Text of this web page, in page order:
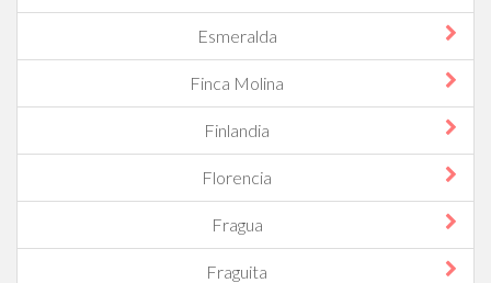
Esmeralda
Finca Molina
Finlandia
Florencia
Fragua
Fraguita